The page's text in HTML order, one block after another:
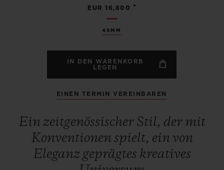
45MM
EUR 16,800 •
IN DEN WARENKORB
LEGEN
EINEN TERMIN VEREINBAREN
Ein zeitgenössischer Stil, der mit
Konventionen spielt, ein von
Eleganz geprägtes kreatives